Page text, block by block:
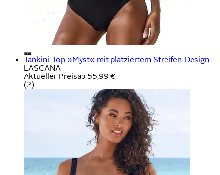
Tankini-Top »Myst« mit platziertem Streifen-Design
LASCANA
Aktueller Preisab 55,99 €
(2)